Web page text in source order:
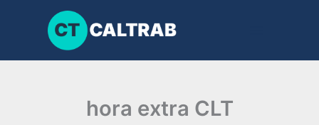
conteúdo
hora extra CLT